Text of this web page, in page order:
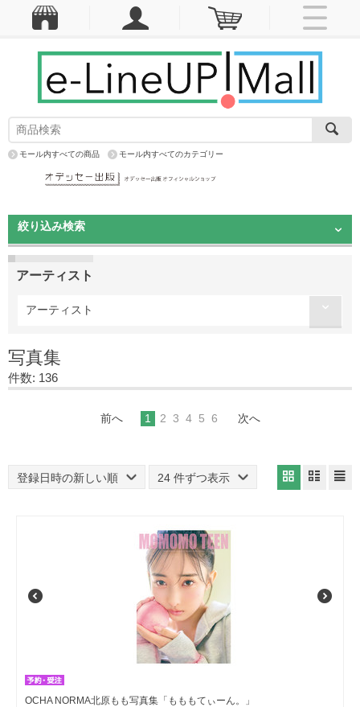
モール内すべての商品 モール内すべてのカテゴリー
絞り込み検索
アーティスト
アーティスト
写真集
件数: 136
前へ 1 2 3 4 5 6 次へ
登録日時の新しい順 24 件ずつ表示
OCHA NORMA北原もも写真集「もももてぃーん。」